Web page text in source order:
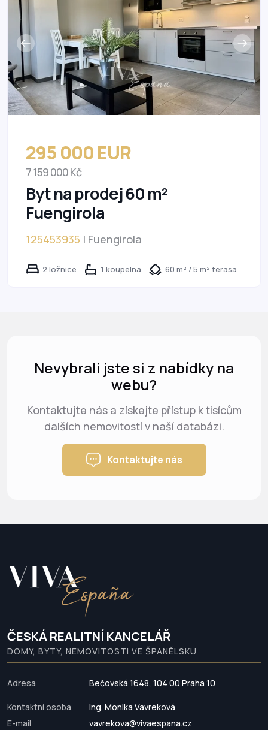
295 000 EUR
7 159 000 Kč
Byt na prodej 60 m²
Fuengirola
125453935 | Fuengirola
2 ložnice 1 koupelna 60 m² / 5 m² terasa
Nevybrali jste si z nabídky na
webu?
Kontaktujte nás a získejte přístup k tisícům
dalších nemovitostí v naší databázi.
Kontaktujte nás
ČESKÁ REALITNÍ KANCELÁŘ
DOMY, BYTY, NEMOVITOSTI VE ŠPANĚLSKU
Adresa Bečovská 1648, 104 00 Praha 10
Kontaktní osoba
Ing. Monika Vavreková
E-mail
vavrekova@vivaespana.cz